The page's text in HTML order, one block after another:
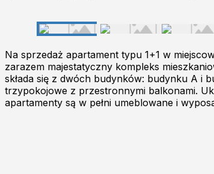
Na sprzedaż apartament typu 1+1 w
zarazem majestatyczny kompleks
składa się z dwóch budynków: budynku A i
trzypokojowe z przestronnymi balkonami.
apartamenty są w pełni umeblowane i